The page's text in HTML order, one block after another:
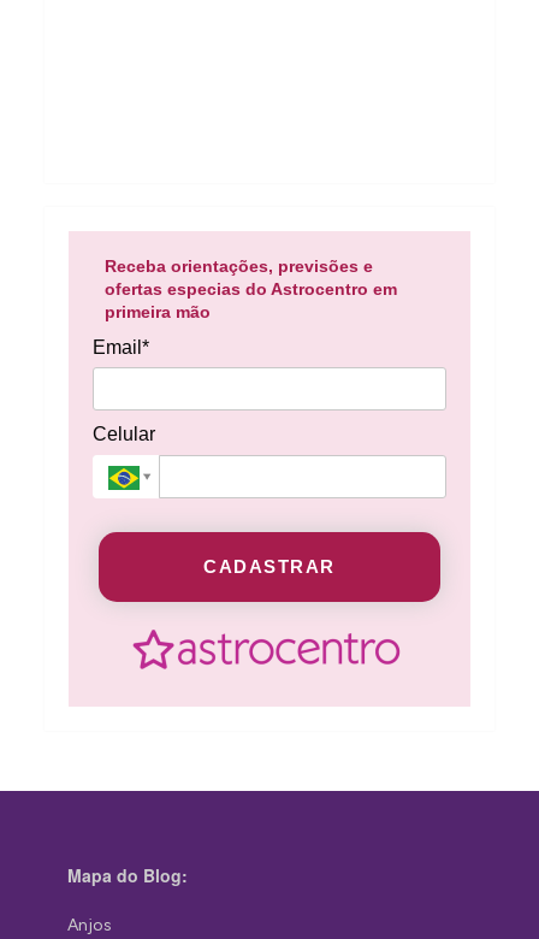
Receba orientações, previsões e
ofertas especias do Astrocentro em
primeira mão
Email*
Celular
CADASTRAR
Mapa do Blog:
Anjos